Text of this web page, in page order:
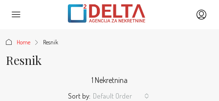
Home Resnik
Resnik
1 Nekretnina
Sort by: Default Order